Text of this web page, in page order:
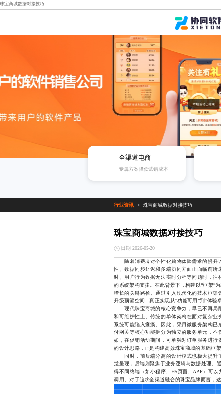
珠宝商城数据对接技巧
全渠道电商
专属方案降低试错成本
行业资讯 > 珠宝商城数据对接技巧
珠宝商城数据对接技巧
日期 2026-05-20
随着消费者对个性化购物体验需求的提升
性、数据同步延迟和多端协同方面正面临前
时、用户行为数据无法实时分析等问题时，
的系统架构支撑。在此背景下，构建以“框架”
增长的关键路径。通过引入现代化的技术框
升级预留空间，真正实现从“功能可用”到“体验
现代珠宝商城的核心竞争力，早已不再局
和可维护性上。传统的单体架构在面对复杂
系统可能陷入瘫痪。因此，采用微服务架构
付网关等核心功能拆分为独立的服务单元，
如，在促销活动期间，可单独对订单服务进
的设计思路，正是构建高效珠宝商城的基础框
同时，前后端分离的设计模式也极大提升
觉呈现，后端则聚焦于业务逻辑与数据处理。
得不同终端（如小程序、H5页面、APP）可
调用。对于追求全渠道融合的珠宝品牌而言，